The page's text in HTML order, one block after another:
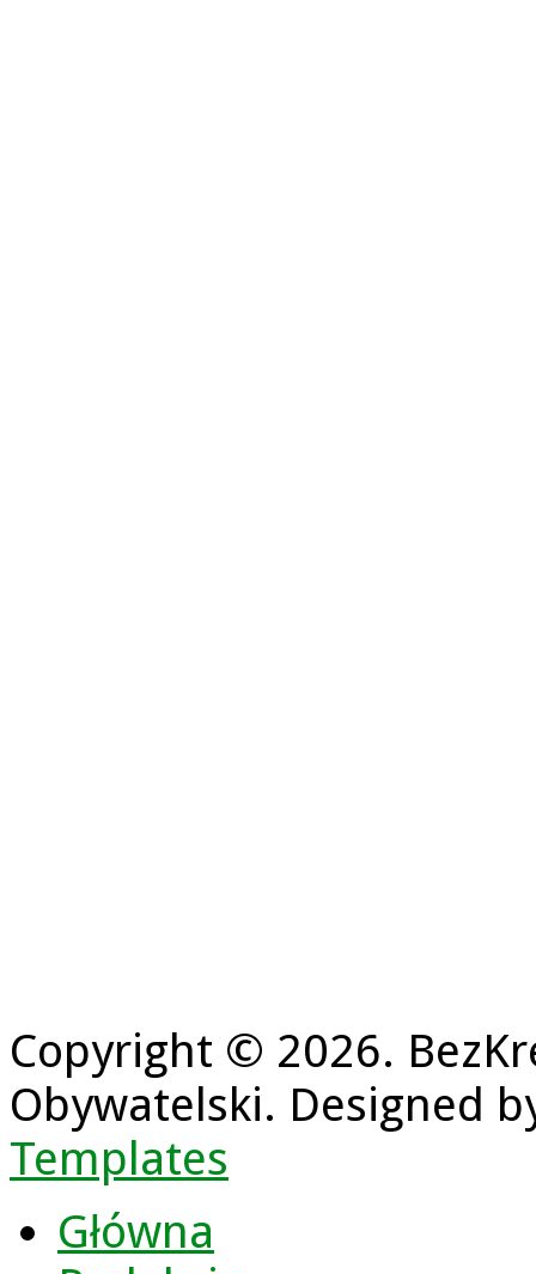
Copyright © 2026.
Obywatelski. Designed
Templates
Główna